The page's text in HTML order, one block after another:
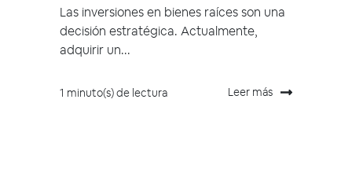
Las inversiones en bienes raíces son una
decisión estratégica. Actualmente,
adquirir un...
1 minuto(s) de lectura Leer más